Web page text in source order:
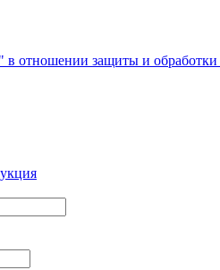
защиты и обработки